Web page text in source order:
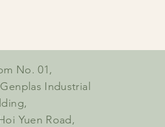
No. 01,
Industrial
Yuen Road,